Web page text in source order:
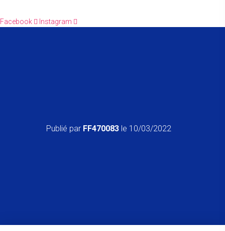
Facebook Instagram
Publié par FF470083 le 10/03/2022